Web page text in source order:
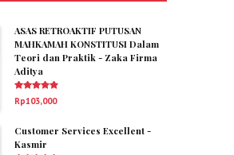
ASAS RETROAKTIF PUTUSAN
MAHKAMAH KONSTITUSI Dalam
Teori dan Praktik - Zaka Firma
Aditya
Dinilai 5.00
dari 5
Rp103,000
Customer Services Excellent -
Kasmir